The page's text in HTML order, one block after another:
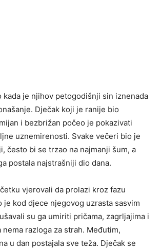
kada je njihov petogodišnji sin iznenada
Dječak koji je ranije bio
i bezbrižan počeo je pokazivati
uznemirenosti. Svake večeri bio je
često bi se trzao na najmanji šum, a
postala najstrašniji dio dana.
vjerovali da prolazi kroz fazu
je kod djece njegovog uzrasta sasvim
su ga umiriti pričama, zagrljajima i
nema razloga za strah. Međutim,
u dan postajala sve teža. Dječak se